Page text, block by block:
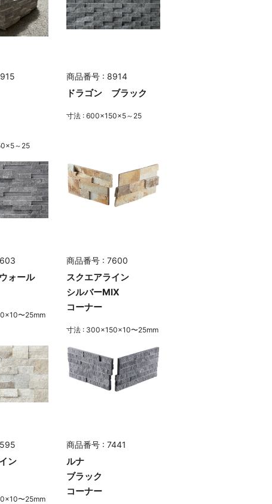
～25
商品番号 : 8914
ドラゴン ブラック
寸法 : 600×150×5～25
ォール
〜25mm
商品番号 : 7600
スクエアライン
シルバーMIX
コーナー
寸法 : 300×150×10〜25mm
ン
〜25mm
商品番号 : 7441
ルナ
ブラック
コーナー